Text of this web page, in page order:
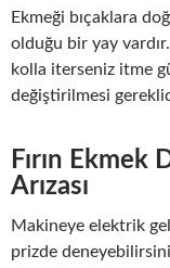
Ekmeği bıçaklara
olduğu bir yay
kolla iterseniz itme
değiştirilmesi
Fırın
Arızası
Makineye elektrik
prizde